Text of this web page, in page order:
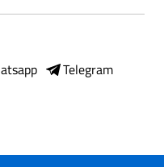
Telegram